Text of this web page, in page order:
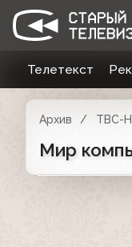
Телетекст
Архив ТВС-
Мир